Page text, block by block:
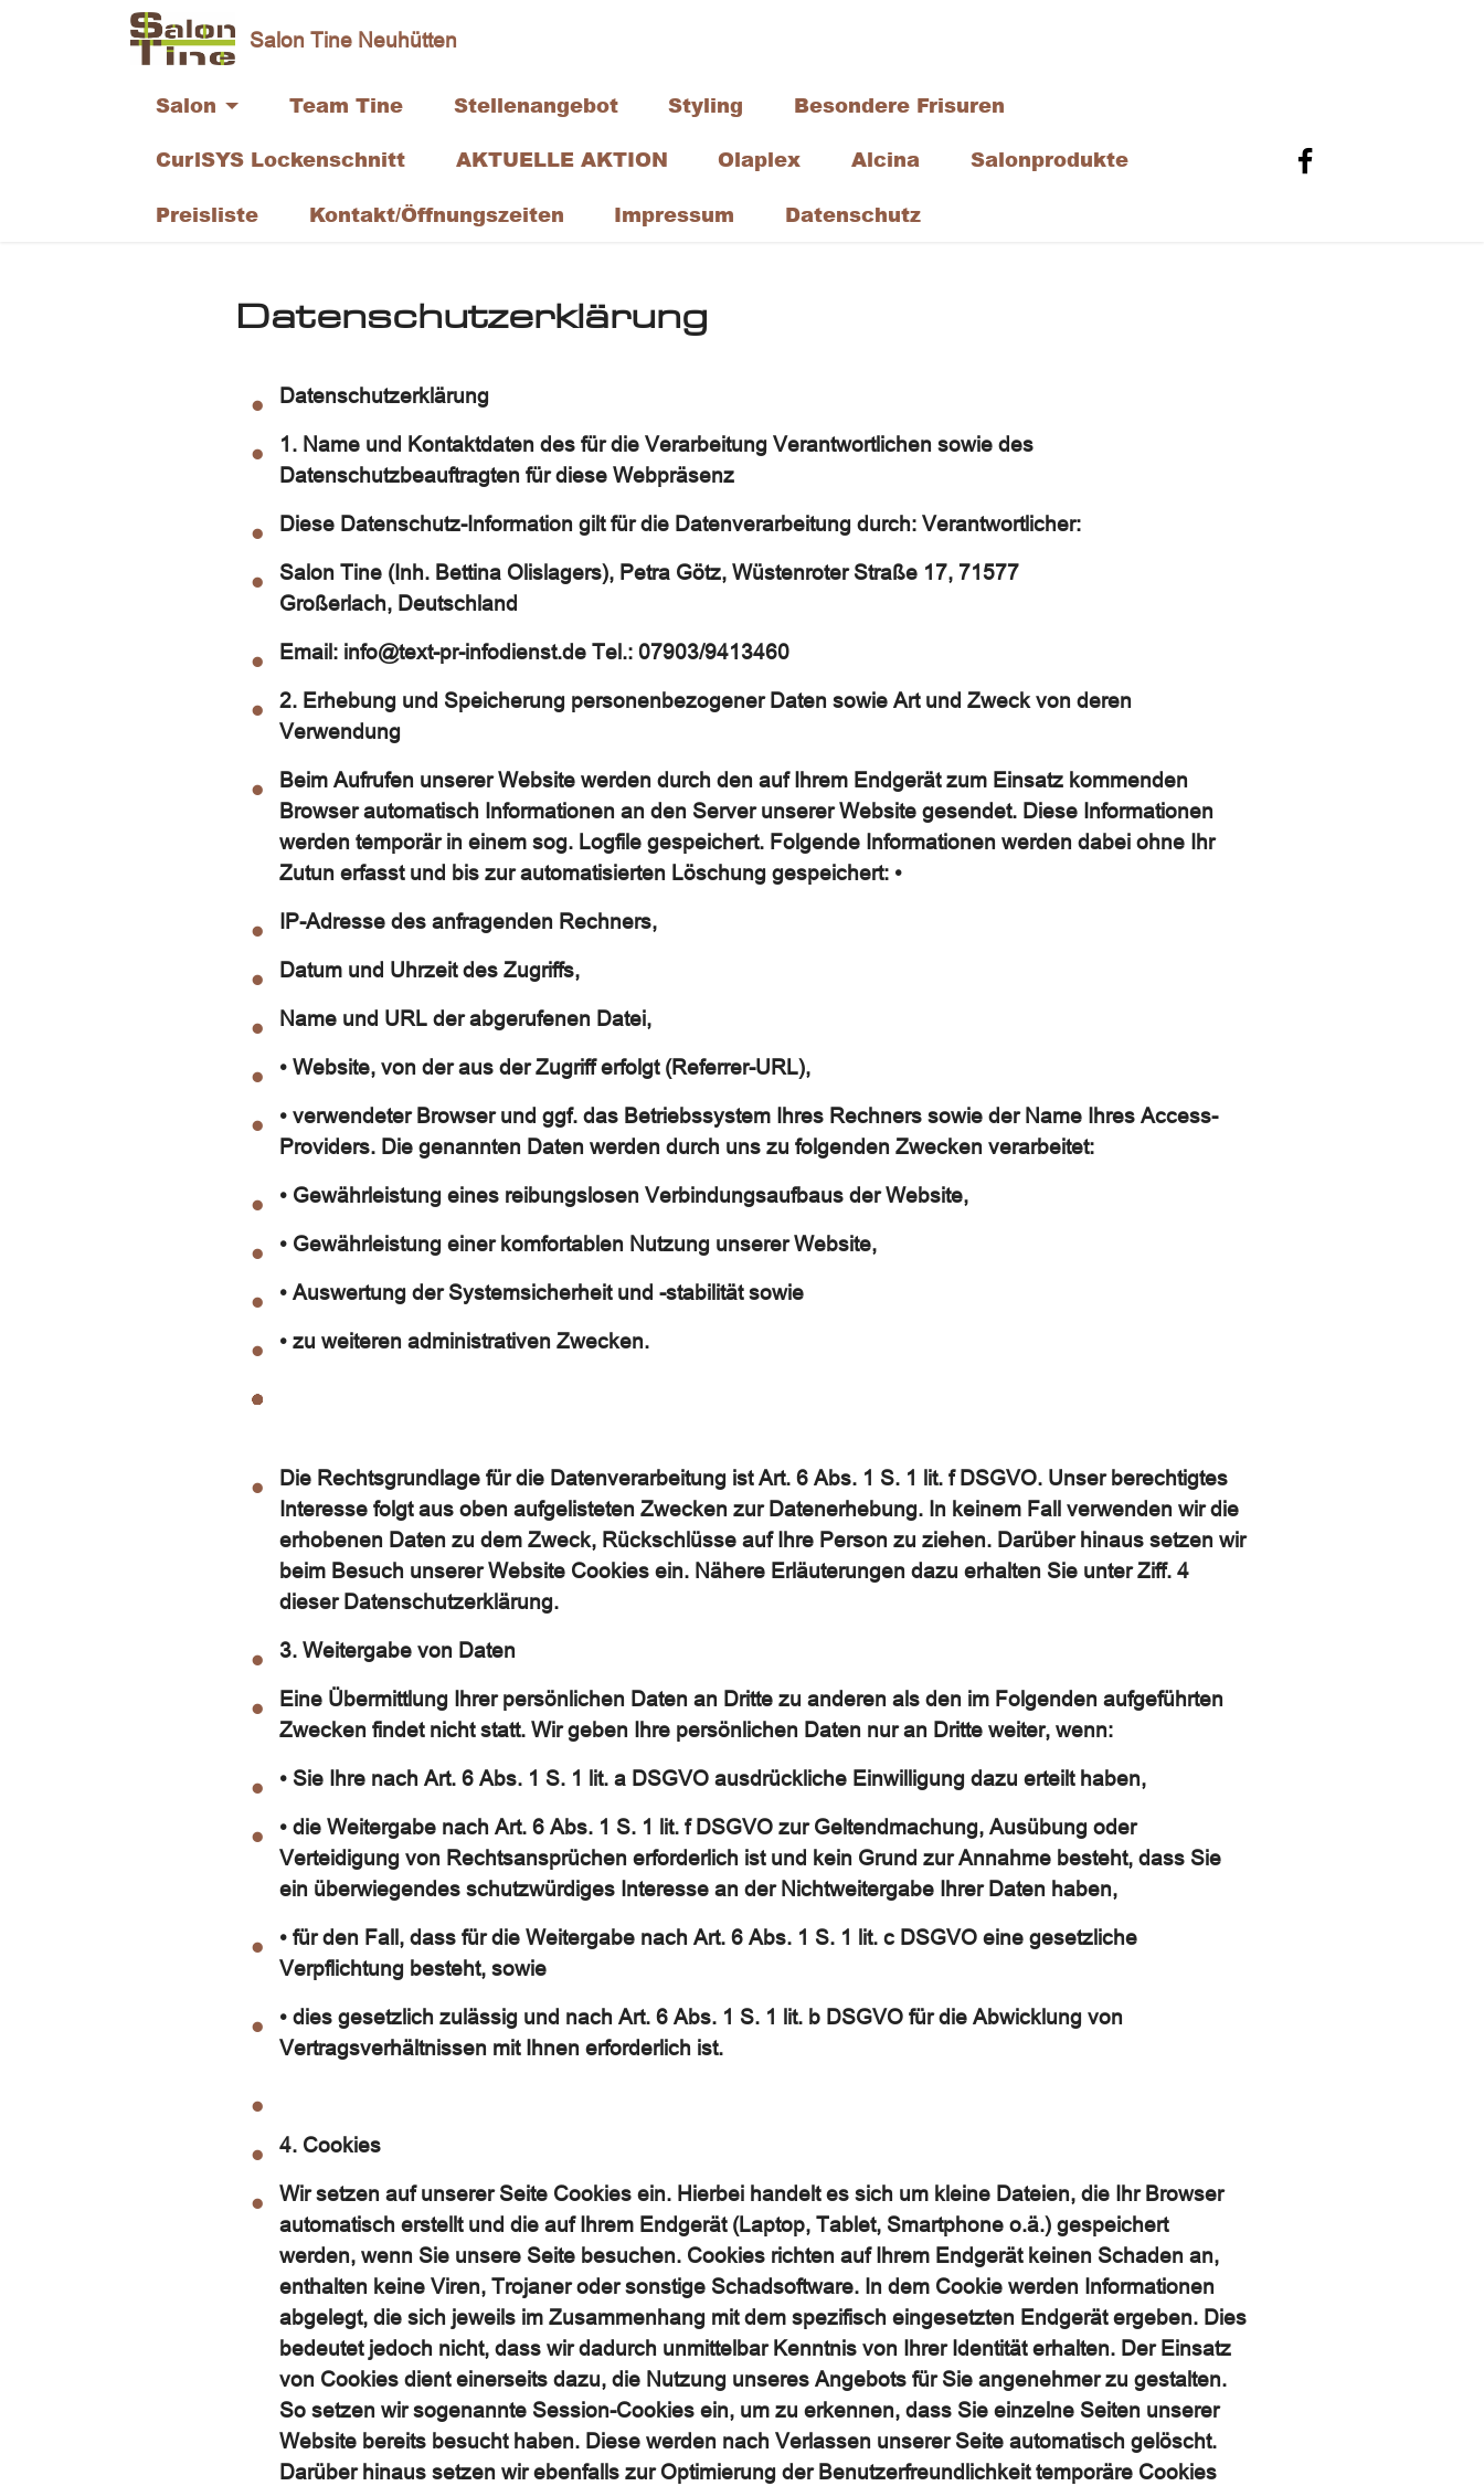
Salon Tine Neuhütten
Salon Team Tine Stellenangebot Styling Besondere Frisuren
CurlSYS Lockenschnitt AKTUELLE AKTION Olaplex Alcina Salonprodukte
Preisliste Kontakt/Öffnungszeiten Impressum Datenschutz
Inhaberin:
Bettina Olislagers
Frankenstraße 5
71543 Wüstenrot-
07945-22 57
Datenschutzerklärung
Datenschutzerklärung
1. Name und Kontaktdaten des für die Verarbeitung Verantwortlichen sowie des
Datenschutzbeauftragten für diese Webpräsenz
Diese Datenschutz-Information gilt für die Datenverarbeitung durch: Verantwortlicher:
Salon Tine (Inh. Bettina Olislagers), Petra Götz,Wüstenroter Straße 17, 71577
Großerlach, Deutschland
Email: info@text-pr-infodienst.deTel.: 07903/9413460
2. Erhebung und Speicherung personenbezogener Daten sowie Art und Zweck von deren
Verwendung
Beim Aufrufen unserer Website werden durch den auf Ihrem Endgerät zum Einsatz kommenden
Browser automatisch Informationen an den Server unserer Website gesendet. Diese Informationen
werden temporär in einem sog. Logfile gespeichert. Folgende Informationen werden dabei ohne Ihr
Zutun erfasst und bis zur automatisierten Löschung gespeichert: •
IP-Adresse des anfragenden Rechners,
Datum und Uhrzeit des Zugriffs,
Name und URL der abgerufenen Datei,
• Website, von der aus der Zugriff erfolgt (Referrer-URL),
• verwendeter Browser und ggf. das Betriebssystem Ihres Rechners sowie der Name Ihres Access-
Providers. Die genannten Daten werden durch uns zu folgenden Zwecken verarbeitet:
• Gewährleistung eines reibungslosen Verbindungsaufbaus der Website,
• Gewährleistung einer komfortablen Nutzung unserer Website,
• Auswertung der Systemsicherheit und -stabilität sowie
• zu weiteren administrativen Zwecken.
Die Rechtsgrundlage für die Datenverarbeitung ist Art. 6 Abs. 1 S. 1 lit. f DSGVO. Unser berechtigtes
Interesse folgt aus oben aufgelisteten Zwecken zur Datenerhebung. In keinem Fall verwenden wir die
erhobenen Daten zu dem Zweck, Rückschlüsse auf Ihre Person zu ziehen. Darüber hinaus setzen wir
beim Besuch unserer Website Cookies ein. Nähere Erläuterungen dazu erhalten Sie unter Ziff. 4
dieser Datenschutzerklärung.
3. Weitergabe von Daten
Eine Übermittlung Ihrer persönlichen Daten an Dritte zu anderen als den im Folgenden aufgeführten
Zwecken findet nicht statt. Wir geben Ihre persönlichen Daten nur an Dritte weiter, wenn:
• Sie Ihre nach Art. 6 Abs. 1 S. 1 lit. a DSGVO ausdrückliche Einwilligung dazu erteilt haben,
• die Weitergabe nach Art. 6 Abs. 1 S. 1 lit. f DSGVO zur Geltendmachung, Ausübung oder
Verteidigung von Rechtsansprüchen erforderlich ist und kein Grund zur Annahme besteht, dass Sie
ein überwiegendes schutzwürdiges Interesse an der Nichtweitergabe Ihrer Daten haben,
• für den Fall, dass für die Weitergabe nach Art. 6 Abs. 1 S. 1 lit. c DSGVO eine gesetzliche
Verpflichtung besteht, sowie
• dies gesetzlich zulässig und nach Art. 6 Abs. 1 S. 1 lit. b DSGVO für die Abwicklung von
Vertragsverhältnissen mit Ihnen erforderlich ist.
4. Cookies
Wir setzen auf unserer Seite Cookies ein. Hierbei handelt es sich um kleine Dateien, die Ihr Browser
automatisch erstellt und die auf Ihrem Endgerät (Laptop, Tablet, Smartphone o.ä.) gespeichert
werden, wenn Sie unsere Seite besuchen. Cookies richten auf Ihrem Endgerät keinen Schaden an,
enthalten keine Viren, Trojaner oder sonstige Schadsoftware. In dem Cookie werden Informationen
abgelegt, die sich jeweils im Zusammenhang mit dem spezifisch eingesetzten Endgerät ergeben. Dies
bedeutet jedoch nicht, dass wir dadurch unmittelbar Kenntnis von Ihrer Identität erhalten. Der Einsatz
von Cookies dient einerseits dazu, die Nutzung unseres Angebots für Sie angenehmer zu gestalten.
So setzen wir sogenannte Session-Cookies ein, um zu erkennen, dass Sie einzelne Seiten unserer
Website bereits besucht haben. Diese werden nach Verlassen unserer Seite automatisch gelöscht.
Darüber hinaus setzen wir ebenfalls zur Optimierung der Benutzerfreundlichkeit temporäre Cookies